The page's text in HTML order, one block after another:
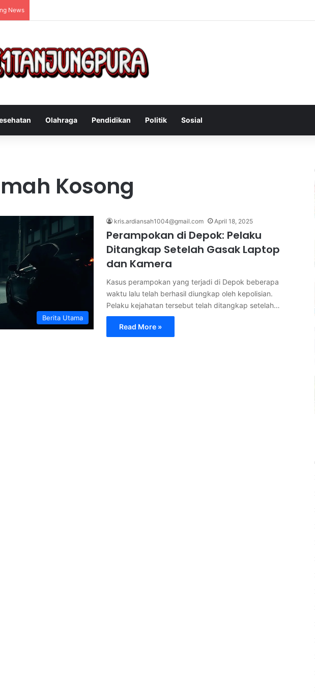
News
Olahraga Pendidikan Politik Sosial
Kosong
Berita Utama
kris.ardiansah1004@gmail.com April 18, 2025
Perampokan di Depok: Pelaku
Ditangkap Setelah Gasak Laptop
dan Kamera
Kasus perampokan yang terjadi di Depok beberapa
waktu lalu telah berhasil diungkap oleh kepolisian.
Pelaku kejahatan tersebut telah ditangkap setelah…
Read More »